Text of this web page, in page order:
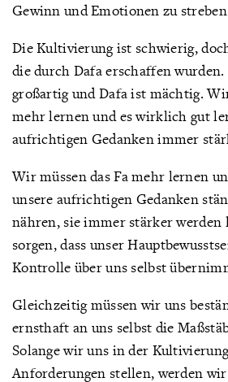
Gewinn und Emotionen zu
Die Kultivierung ist schwierig,
die durch Dafa erschaffen
großartig und Dafa ist mächtig.
mehr lernen und es wirklich gut
aufrichtigen Gedanken immer
Wir müssen das Fa mehr lernen
unsere aufrichtigen Gedanken
nähren, sie immer stärker werden
sorgen, dass unser
Kontrolle über uns selbst
Gleichzeitig müssen wir uns
ernsthaft an uns selbst die
Solange wir uns in der
Anforderungen stellen, werden